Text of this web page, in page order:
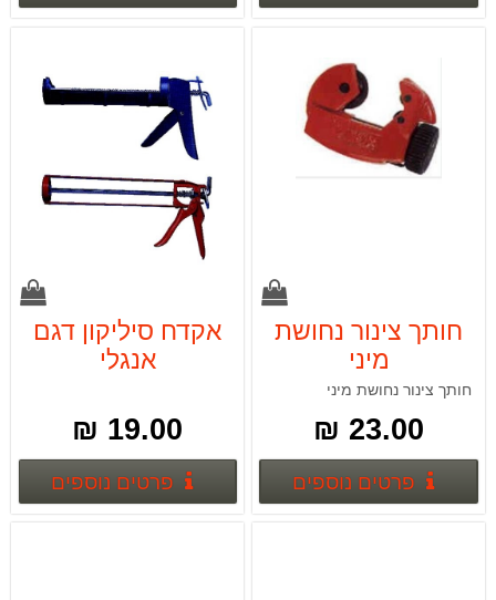
חותך צינור נחושת
מיני
חותך צינור נחושת מיני
23.00 ₪
פרטים נוספיםפרטים נוספים
אקדח סיליקון דגם
אנגלי
19.00 ₪
פרטים נוספים